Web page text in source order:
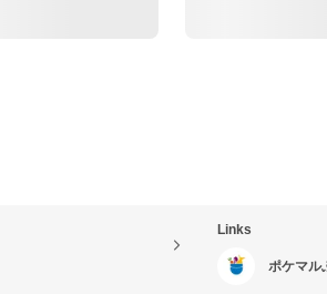
Links
ポケマル